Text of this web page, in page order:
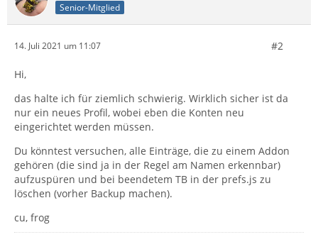
Senior-Mitglied
14. Juli 2021 um 11:07 #2
Hi,
das halte ich für ziemlich schwierig. Wirklich sicher ist da
nur ein neues Profil, wobei eben die Konten neu
eingerichtet werden müssen.
Du könntest versuchen, alle Einträge, die zu einem Addon
gehören (die sind ja in der Regel am Namen erkennbar)
aufzuspüren und bei beendetem TB in der prefs.js zu
löschen (vorher Backup machen).
cu, frog